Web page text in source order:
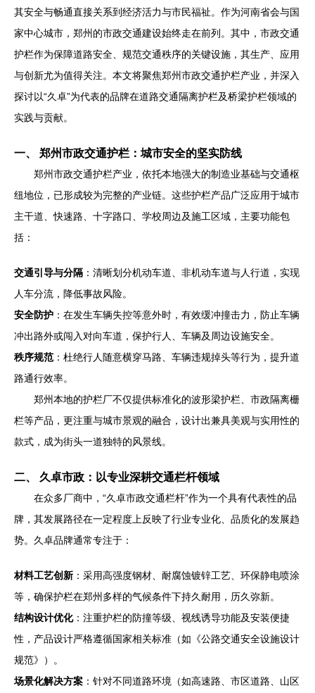
其安全与畅通直接关系到经济活力与市民福祉。作为河南省会与国
家中心城市，郑州的市政交通建设始终走在前列。其中，市政交通
护栏作为保障道路安全、规范交通秩序的关键设施，其生产、应用
与创新尤为值得关注。本文将聚焦郑州市政交通护栏产业，并深入
探讨以“久卓”为代表的品牌在道路交通隔离护栏及桥梁护栏领域的
实践与贡献。
一、 郑州市政交通护栏：城市安全的坚实防线
郑州市政交通护栏产业，依托本地强大的制造业基础与交通枢
纽地位，已形成较为完整的产业链。这些护栏产品广泛应用于城市
主干道、快速路、十字路口、学校周边及施工区域，主要功能包
括：
交通引导与分隔 ：清晰划分机动车道、非机动车道与人行道，实现
人车分流，降低事故风险。
安全防护 ：在发生车辆失控等意外时，有效缓冲撞击力，防止车辆
冲出路外或闯入对向车道，保护行人、车辆及周边设施安全。
秩序规范 ：杜绝行人随意横穿马路、车辆违规掉头等行为，提升道
路通行效率。
郑州本地的护栏厂不仅提供标准化的波形梁护栏、市政隔离栅
栏等产品，更注重与城市景观的融合，设计出兼具美观与实用性的
款式，成为街头一道独特的风景线。
二、 久卓市政：以专业深耕交通栏杆领域
在众多厂商中，“久卓市政交通栏杆”作为一个具有代表性的品
牌，其发展路径在一定程度上反映了行业专业化、品质化的发展趋
势。久卓品牌通常专注于：
材料工艺创新 ：采用高强度钢材、耐腐蚀镀锌工艺、环保静电喷涂
等，确保护栏在郑州多样的气候条件下持久耐用，历久弥新。
结构设计优化：注重护栏的防撞等级、视线诱导功能及安装便捷
性，产品设计严格遵循国家相关标准（如《公路交通安全设施设计
规范》）。
场景化解决方案 ：针对不同道路环境（如高速路、市区道路、山区